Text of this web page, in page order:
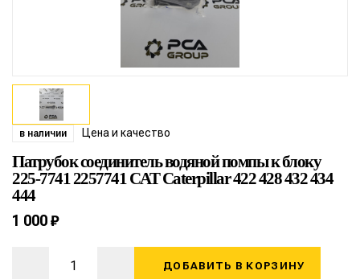
в наличии Цена и качество
Патрубок соединитель водяной помпы к блоку
225-7741 2257741 CAT Caterpillar 422 428 432 434
444
1 000 ₽
ДОБАВИТЬ В КОРЗИНУ